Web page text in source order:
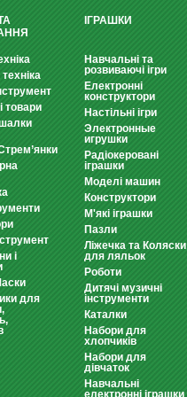
товари
і
для
ІГРАШКИ
Навчальні та
розвиваючі ігри
Електронні
конструктори
Настільні ігри
Электронные
игрушки
Радіокеровані
іграшки
Моделі машин
Конструктори
М'які іграшки
Пазли
Ліжечка та Коляски
для ляльок
Роботи
Дитячі музичні
інструменти
Каталки
Набори для
хлопчиків
Набори для
дівчаток
Навчальні
електронні іграшки